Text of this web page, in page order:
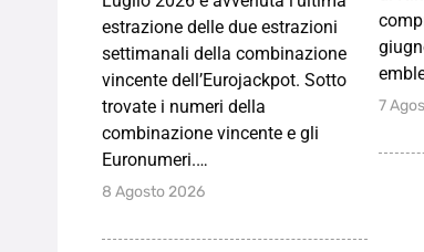
estrazione delle due estrazioni
settimanali della combinazione
vincente dell’Eurojackpot. Sotto
trovate i numeri della
combinazione vincente e gli
Euronumeri.…
8 Agosto 2026
7